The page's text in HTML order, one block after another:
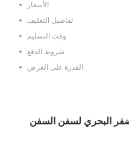
الأسعار:
تفاصيل التغليف:
وقت التسليم:
شروط الدفع:
القدرة على العرض: